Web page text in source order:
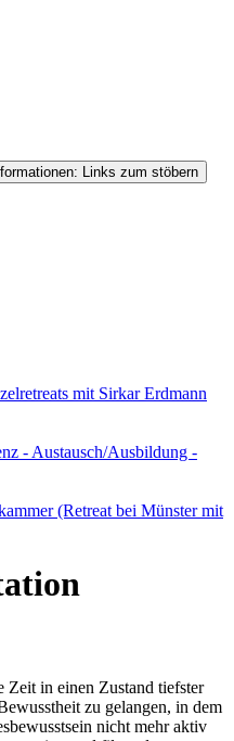
Links zum stöbern
mit Sirkar Erdmann
- Austausch/Ausbildung -
(Retreat bei Münster mit
in einen Zustand tiefster
zu gelangen, in dem
nicht mehr aktiv